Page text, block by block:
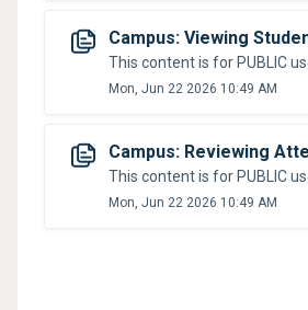
Campus: Viewing
Mon, Jun 22 2026 10:49 AM
Campus: Reviewing
Mon, Jun 22 2026 10:49 AM